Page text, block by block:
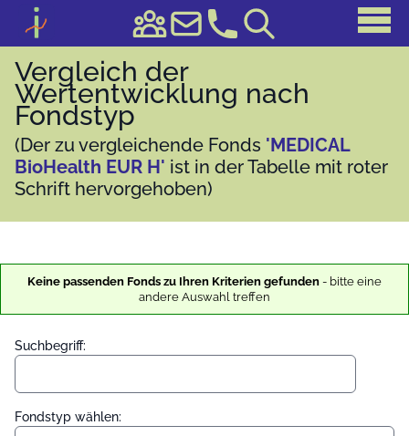
Vergleich der
Wertentwicklung nach
Fondstyp
(Der zu vergleichende Fonds 'MEDICAL
BioHealth EUR H' ist in der Tabelle mit roter
Schrift hervorgehoben)
Keine passenden Fonds zu Ihren Kriterien gefunden- bitte eine
andere Auswahl treffen
Suchbegriff:
Fondstyp wählen: